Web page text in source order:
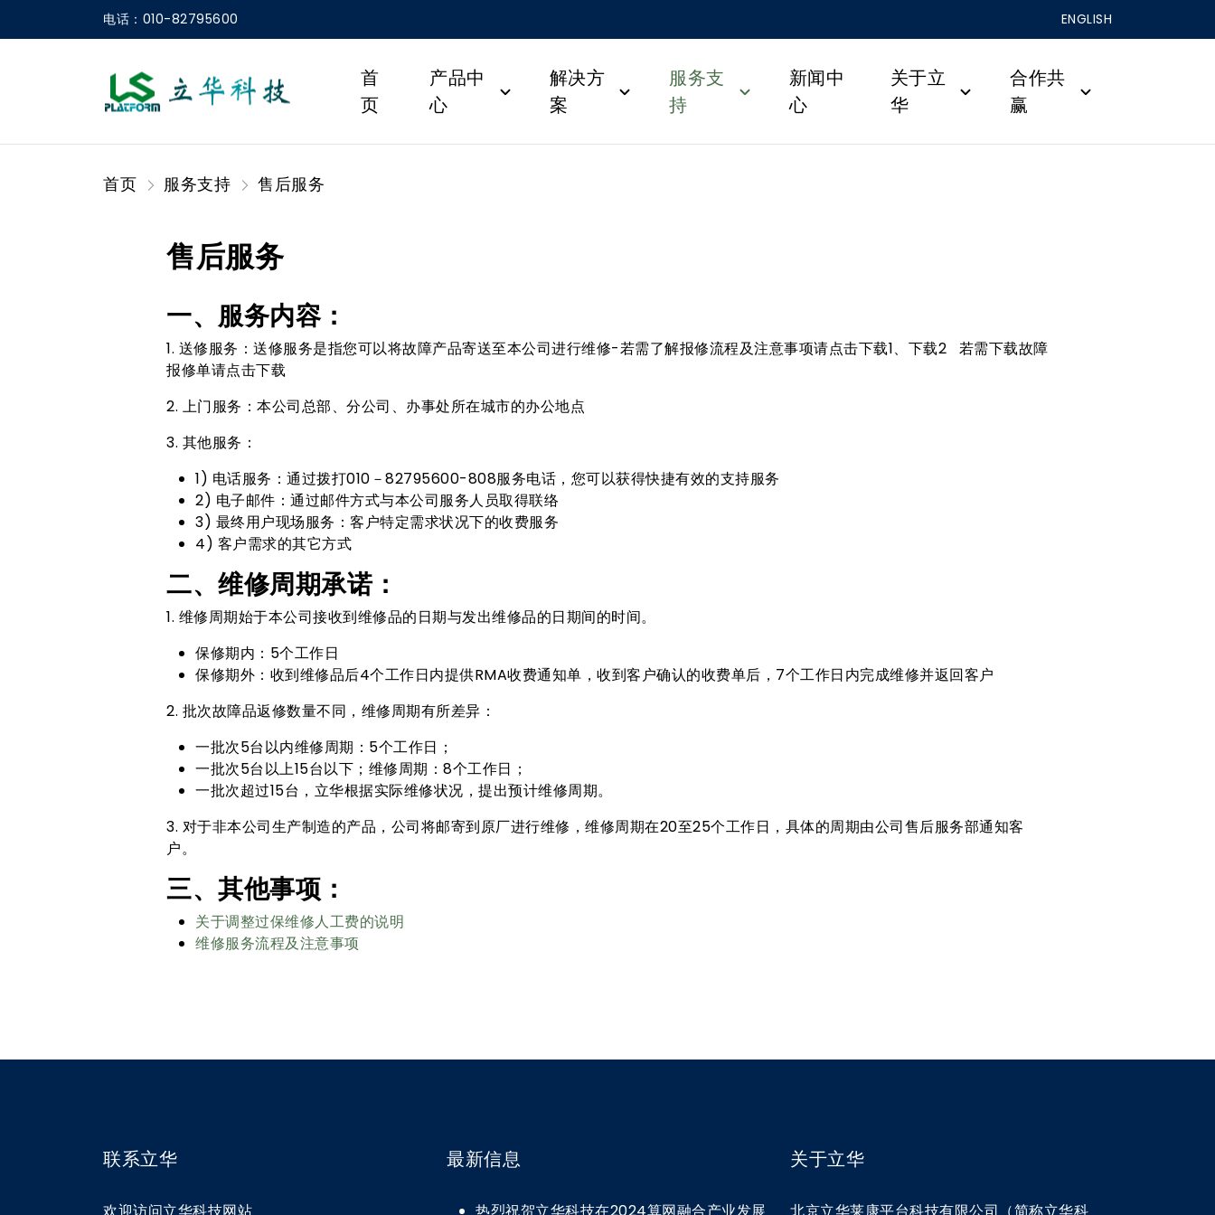
电话：010-82795600 ENGLISH
首
页
产品中
心
解决方
案
服务支
持
新闻中
心
关于立
华
合作共
赢
首页 服务支持 售后服务
售后服务
一、服务内容：
1. 送修服务：送修服务是指您可以将故障产品寄送至本公司进行维修-若需了解报修流程及注意事项请点击下载1、下载2 若需下载故障
报修单请点击下载
2. 上门服务：本公司总部、分公司、办事处所在城市的办公地点
3. 其他服务：
1) 电话服务：通过拨打010－82795600-808服务电话，您可以获得快捷有效的支持服务
2) 电子邮件：通过邮件方式与本公司服务人员取得联络
3) 最终用户现场服务：客户特定需求状况下的收费服务
4) 客户需求的其它方式
二、维修周期承诺：
1. 维修周期始于本公司接收到维修品的日期与发出维修品的日期间的时间。
保修期内：5个工作日
保修期外：收到维修品后4个工作日内提供RMA收费通知单，收到客户确认的收费单后，7个工作日内完成维修并返回客户
2. 批次故障品返修数量不同，维修周期有所差异：
一批次5台以内维修周期：5个工作日；
一批次5台以上15台以下；维修周期：8个工作日；
一批次超过15台，立华根据实际维修状况，提出预计维修周期。
3. 对于非本公司生产制造的产品，公司将邮寄到原厂进行维修，维修周期在20至25个工作日，具体的周期由公司售后服务部通知客
户。
三、其他事项：
关于调整过保维修人工费的说明
维修服务流程及注意事项
联系立华 最新信息 关于立华